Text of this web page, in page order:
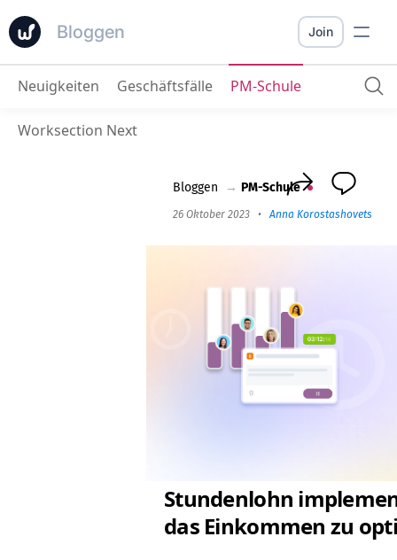
Bloggen
Stundenlohn implementieren, um das Einkommen zu optimieren
Join
Neuigkeiten Geschäftsfälle PM-Schule
Worksection Next
Bloggen → PM-Schule
26 Oktober 2023 •Anna Korostashovets
Stundenlohn
das Einkommen zu